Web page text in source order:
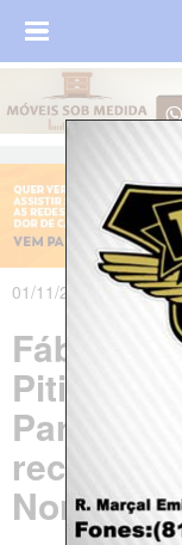
01/11/2019 às
Fábrica
Pitimbu,
Paraíba,
Nordeste